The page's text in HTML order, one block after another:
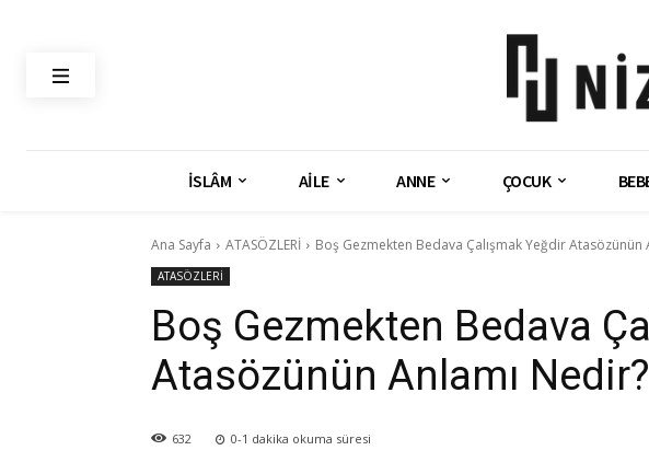
İSLÂM AİLE ANNE ÇOCUK
Ana Sayfa ATASÖZLERİ Boş Gezmekten Bedava Çalışmak Yeğdir Atasözünün
ATASÖZLERİ
Boş Gezmekten Bedava
Atasözünün Anlamı Nedir?
632 0-1 dakika okuma süresi